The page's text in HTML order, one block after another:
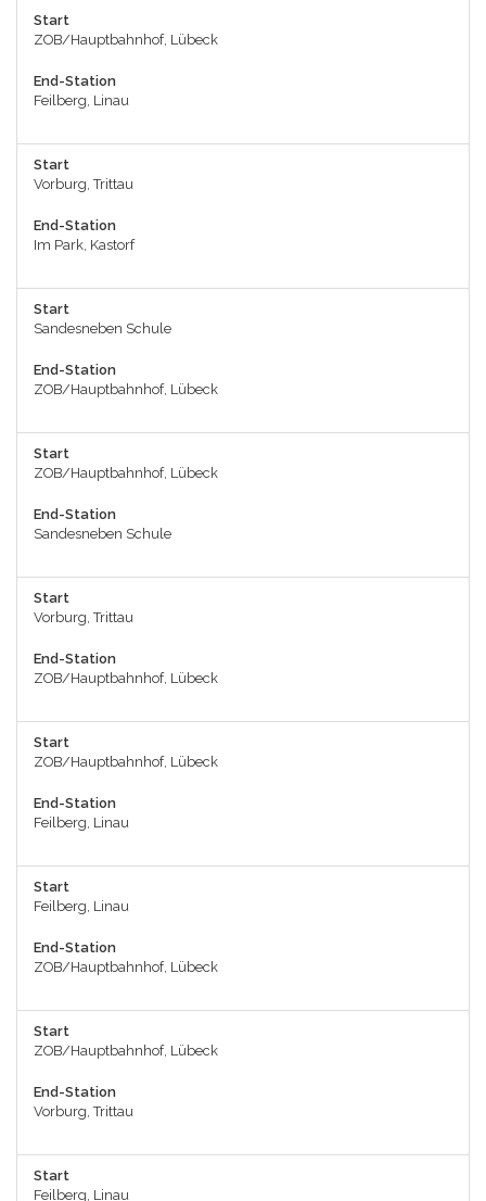
Start
ZOB/Hauptbahnhof, Lübeck
End-Station
Feilberg, Linau
Start
Vorburg, Trittau
End-Station
Im Park, Kastorf
Start
Sandesneben Schule
End-Station
ZOB/Hauptbahnhof, Lübeck
Start
ZOB/Hauptbahnhof, Lübeck
End-Station
Sandesneben Schule
Start
Vorburg, Trittau
End-Station
ZOB/Hauptbahnhof, Lübeck
Start
ZOB/Hauptbahnhof, Lübeck
End-Station
Feilberg, Linau
Start
Feilberg, Linau
End-Station
ZOB/Hauptbahnhof, Lübeck
Start
ZOB/Hauptbahnhof, Lübeck
End-Station
Vorburg, Trittau
Start
Feilberg, Linau